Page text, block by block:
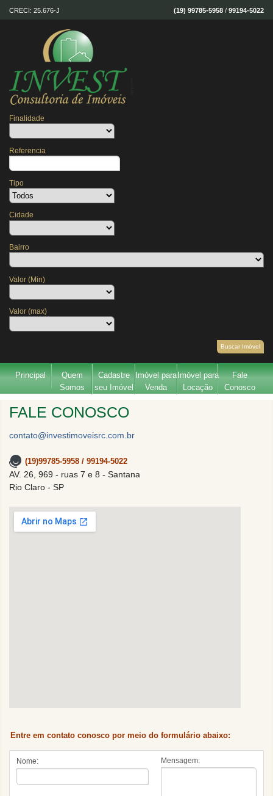
CRECI: 25.676-J (19) 99785-5958 / 99194-5022
Finalidade
Referencia
Tipo
Cidade
Bairro
Valor (Min)
Valor (max)
Buscar Imóvel
Principal
Quem
Somos
Cadastre
seu Imóvel
Imóvel para
Venda
Imóvel para
Locação
Fale
Conosco
FALE CONOSCO
contato@investimoveisrc.com.br
(19)99785-5958 / 99194-5022
AV. 26, 969 - ruas 7 e 8 - Santana
Rio Claro - SP
Entre em contato conosco por meio do formulário abaixo:
Nome: Mensagem: